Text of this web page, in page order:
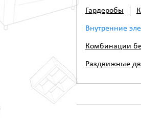
Гардеробы
Внутренние
Комбинации
Раздвижные